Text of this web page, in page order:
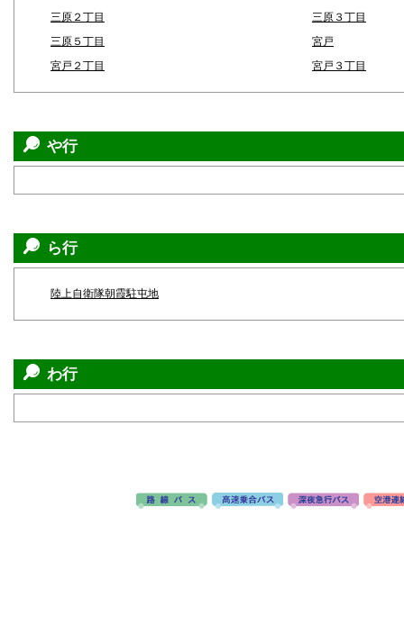
三原２丁目
三原３丁目
三原５丁目
宮戸
宮戸２丁目
宮戸３丁目
や行
ら行
陸上自衛隊朝霞駐屯地
わ行